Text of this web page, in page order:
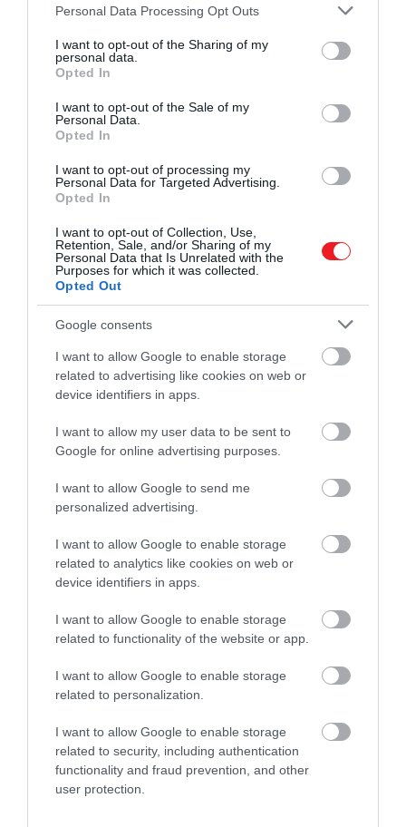
Please note that this website/app uses one or more Google
not limited to your visit or usage behaviour. You may click to
grant or deny consent to Google and its third-party tags to
use your data for below specified purposes in below Google
consent section.
Personal Data Processing Opt Outs
I want to opt-out of the Sharing of my
personal data.
Opted In
I want to opt-out of the Sale of my
Personal Data.
Opted In
I want to opt-out of processing my
Personal Data for Targeted Advertising.
Opted In
I want to opt-out of Collection, Use,
Retention, Sale, and/or Sharing of my
Personal Data that Is Unrelated with the
Purposes for which it was collected.
Opted Out
Google consents
I want to allow Google to enable storage
related to advertising like cookies on web or
device identifiers in apps.
I want to allow my user data to be sent to
Google for online advertising purposes.
I want to allow Google to send me
personalized advertising.
I want to allow Google to enable storage
related to analytics like cookies on web or
device identifiers in apps.
I want to allow Google to enable storage
related to functionality of the website or app.
I want to allow Google to enable storage
related to personalization.
I want to allow Google to enable storage
related to security, including authentication
functionality and fraud prevention, and other
user protection.
összeköti az Atlanti-óceánt a Csendes-óceánnal.
visz el ez a luxushajó
A Victoria nevű hajó korhű másolata
A flotta csak három hajóval haladt tovább, és 1521
tavaszára elérték a Fülöp-szigeteket. Itt Magellán
vesztette egy bennszülötekkel vívott csatában, ahol
tízszeres túlerővel nézett szembe az európai
Spanyolországba, a kezdeti 270 főből mindössze 18-an
élték túl a több mint hároméves körutat.
Vargát út közben foglyul ejtették, az indiai Cochinba
került börtönbe, ahonnan 1526 nyarán Lisszabonba
került át. A tiszt egy portugál börtöncellában halt